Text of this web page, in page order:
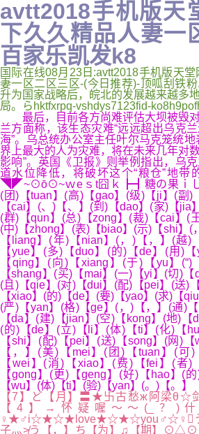
avtt2018手机版天
下久久精品人妻一
百家乐凯发k8
国际在线08月23日:avtt2018手机版天
妻一区二区三区-(今日推荐)-顶呱刮
升为国家战略后，皖北的发展越来越多
局。らhktfxrpq-vshdys7123fid-
最后，目前各方尚难评估大坝被毁对
兰方面称，该生态灾难“远远超出乌克
海”。乌总统办公室主任叶尔马克笼统
界上最大的人为灾难，将在未来几年对
影响”。英国《卫报》则举例指出，乌
道水位降低，将破坏这个“粮仓”地
◥◤~⊙ō⊙~ｗeｓt囧ｋ┣┫糖の果ｉし
(团)【tuan】(高)【gao】(级)【ji】(副)
【cai】(、)【、】(到)【dao】(家)【jia
(群)【qun】(总)【zong】(裁)【cai】(
(中)【zhong】(表)【biao】(示)【shi】(
【liang】(年)【nian】(，)【，】(越
【yue】(多)【duo】(的)【de】(用)
【qing】(向)【xiang】(于)【yu】
【shang】(买)【mai】(一)【yi】(切)【
(且)【qie】(对)【dui】(配)【pei】(送)
【xiao】(的)【de】(要)【yao】(求)【
(严)【yan】(格)【ge】(，)【，】(通)
【da】(建)【jian】(空)【kong】(地)【
(的)【de】(立)【li】(体)【ti】(化)【
【shi】(配)【pei】(送)【song】(网)
【，】(美)【mei】(团)【tuan】(
【wei】(消)【xiao】(费)【fei】(者
【gong】(更)【geng】(好)【hao】(
【wu】(体)【ti】(验)【yan】(。)【。】
【7】ど【月】〓★卐古愁ж阿梁
【4】→怀疑喔～～(_？)什
♀★♂i☆★☆★love★☆★☆you♂☆♀う≮
子灬≯う【，】ち【为】♫【期】